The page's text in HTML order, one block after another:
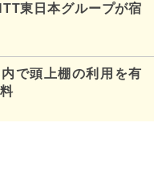
東日本グループが宿
で頭上棚の利用を有